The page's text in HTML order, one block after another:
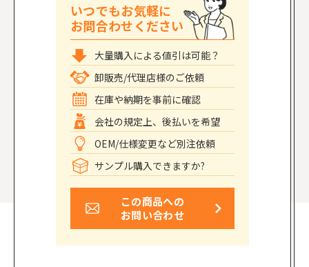
いつでもお気軽に
お問合わせください
大量購入による値引は可能？
卸販売/代理店様のご依頼
在庫や納期を事前に確認
会社の規定上、後払いを希望
OEM/仕様変更など別注依頼
サンプル購入できますか?
この商品への
お問い合わせ